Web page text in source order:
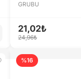
GRUBU
21,02₺
24,96₺
%16